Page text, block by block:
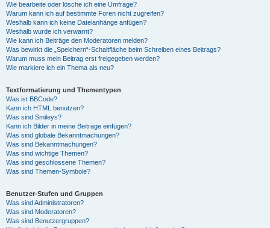
Wie bearbeite oder lösche ich eine Umfrage?
Warum kann ich auf bestimmte Foren nicht zugreifen?
Weshalb kann ich keine Dateianhänge anfügen?
Weshalb wurde ich verwarnt?
Wie kann ich Beiträge den Moderatoren melden?
Was bewirkt die „Speichern“-Schaltfläche beim Schreiben eines Beitrags?
Warum muss mein Beitrag erst freigegeben werden?
Wie markiere ich ein Thema als neu?
Textformatierung und Thementypen
Was ist BBCode?
Kann ich HTML benutzen?
Was sind Smileys?
Kann ich Bilder in meine Beiträge einfügen?
Was sind globale Bekanntmachungen?
Was sind Bekanntmachungen?
Was sind wichtige Themen?
Was sind geschlossene Themen?
Was sind Themen-Symbole?
Benutzer-Stufen und Gruppen
Was sind Administratoren?
Was sind Moderatoren?
Was sind Benutzergruppen?